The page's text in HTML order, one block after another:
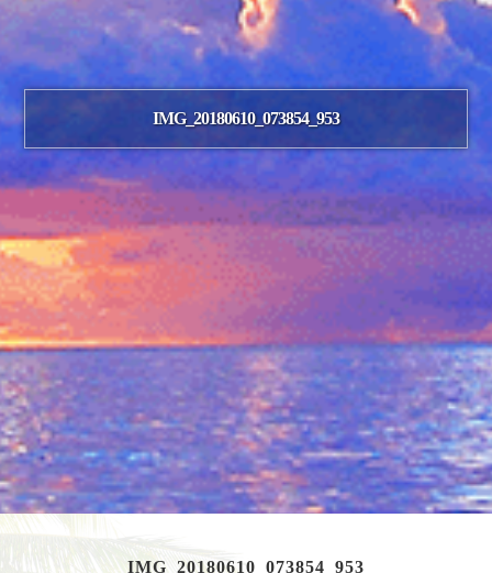
IMG_20180610_073854_953
IMG_20180610_073854_953